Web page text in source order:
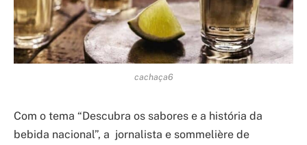
cachaça6
Com o tema “Descubra os sabores e a história da
bebida nacional”, a jornalista e sommelière de